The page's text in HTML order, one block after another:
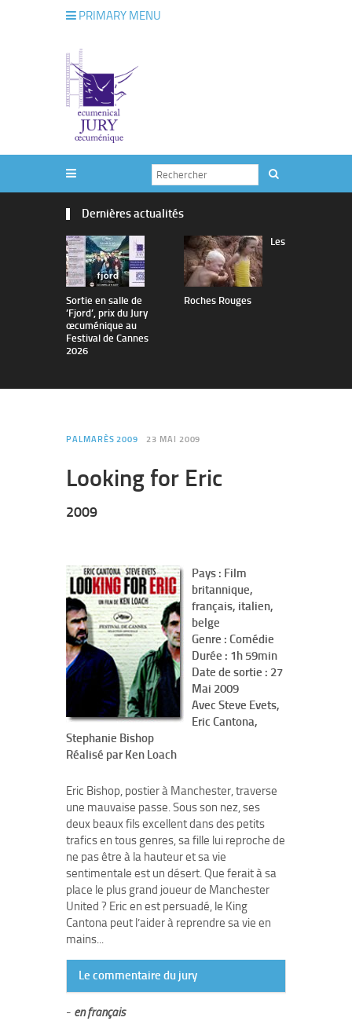
PRIMARY MENU
Dernières actualités
Sortie en salle de
’Fjord’, prix du Jury
œcuménique au
Festival de Cannes
2026
Les
Roches Rouges
PALMARÈS 2009 23 MAI 2009
Looking for Eric
2009
Pays : Film
britannique,
français, italien,
belge
Genre : Comédie
Durée : 1h 59min
Date de sortie : 27
Mai 2009
Avec Steve Evets,
Eric Cantona,
Stephanie Bishop
Réalisé par Ken Loach
Eric Bishop, postier à Manchester, traverse
une mauvaise passe. Sous son nez, ses
deux beaux fils excellent dans des petits
trafics en tous genres, sa fille lui reproche de
ne pas être à la hauteur et sa vie
sentimentale est un désert. Que ferait à sa
place le plus grand joueur de Manchester
United ? Eric en est persuadé, le King
Cantona peut l’aider à reprendre sa vie en
mains...
Le commentaire du jury
- en français